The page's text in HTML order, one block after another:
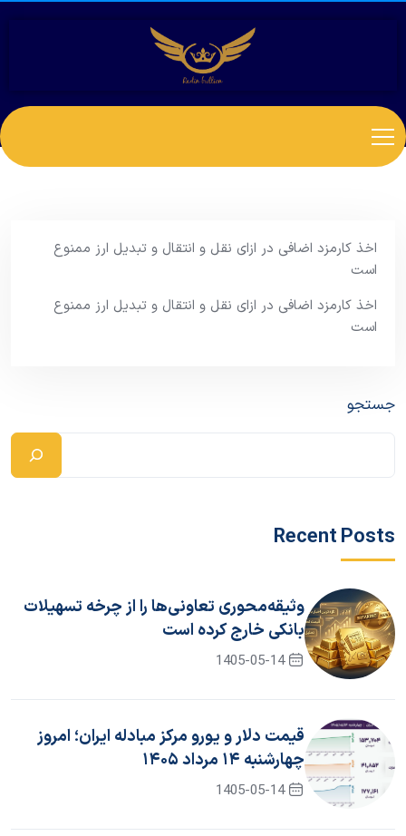
اخذ کارمزد اضافی در ازای نقل و انتقال و تبدیل ارز ممنوع
است
اخذ کارمزد اضافی در ازای نقل و انتقال و تبدیل ارز ممنوع
است
جستجو
Recent Posts
وثیقه‌محوری تعاونی‌ها را از چرخه تسهیلات
بانکی خارج کرده است
1405-05-14
قیمت دلار و یورو مرکز مبادله ایران؛ امروز
چهارشنبه ۱۴ مرداد ۱۴۰۵
1405-05-14